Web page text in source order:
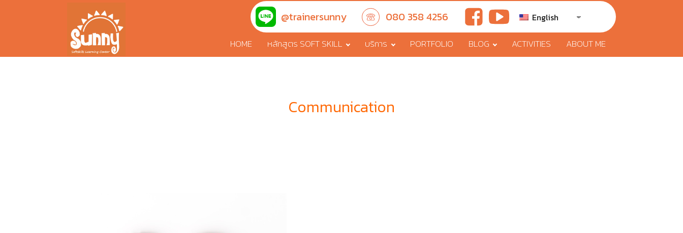
@trainersunny 080 358 4256 English
HOME หลักสูตร SOFT SKILL บริการ PORTFOLIO BLOG ACTIVITIES ABOUT ME
Communication